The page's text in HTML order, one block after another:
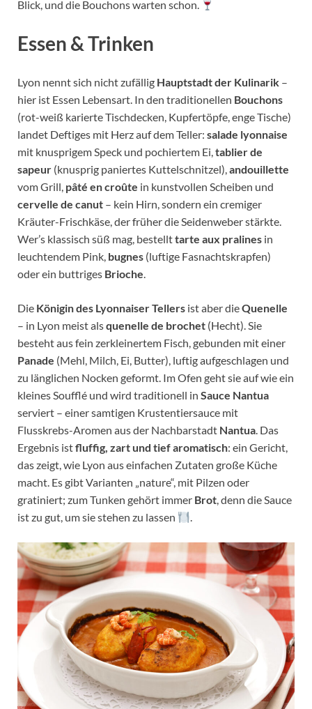
Blick, und die Bouchons warten schon.
Essen & Trinken
Lyon nennt sich nicht zufällig Hauptstadt der Kulinarik –
hier ist Essen Lebensart. In den traditionellen Bouchons
(rot-weiß karierte Tischdecken, Kupfertöpfe, enge Tische)
landet Deftiges mit Herz auf dem Teller: salade lyonnaise
mit knusprigem Speck und pochiertem Ei,tablier de
sapeur (knusprig paniertes Kuttelschnitzel),andouillette
vom Grill, pâté en croûte in kunstvollen Scheiben und
cervelle de canut – kein Hirn, sondern ein cremiger
Kräuter-Frischkäse, der früher die Seidenweber stärkte.
Wer’s klassisch süß mag, bestellttarte aux pralines in
leuchtendem Pink, bugnes (luftige Fasnachtskrapfen)
oder ein buttriges Brioche.
Die Königin des Lyonnaiser Tellers ist aber dieQuenelle
– in Lyon meist alsquenelle de brochet (Hecht). Sie
besteht aus fein zerkleinertem Fisch, gebunden mit einer
Panade (Mehl, Milch, Ei, Butter), luftig aufgeschlagen und
zu länglichen Nocken geformt. Im Ofen geht sie auf wie ein
kleines Soufflé und wird traditionell in Sauce Nantua
serviert – einer samtigen Krustentiersauce mit
Flusskrebs-Aromen aus der Nachbarstadt Nantua. Das
Ergebnis istfluffig, zart und tief aromatisch: ein Gericht,
das zeigt, wie Lyon aus einfachen Zutaten große Küche
macht. Es gibt Varianten „nature“, mit Pilzen oder
gratiniert; zum Tunken gehört immer Brot, denn die Sauce
ist zu gut, um sie stehen zu lassen
.